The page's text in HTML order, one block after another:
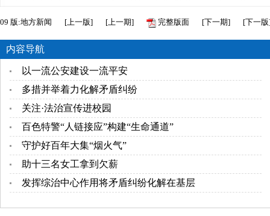
09 版:地方新闻 [上一版] [上一期] 完整版面 [下一期] [下一版
内容导航
以一流公安建设一流平安
多措并举着力化解矛盾纠纷
关注·法治宣传进校园
百色特警“人链接应”构建“生命通道”
守护好百年大集“烟火气”
助十三名女工拿到欠薪
发挥综治中心作用将矛盾纠纷化解在基层